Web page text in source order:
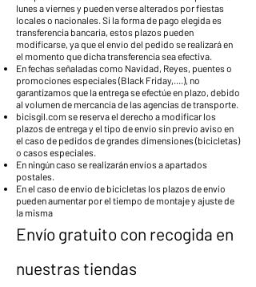
lunes a viernes y pueden verse alterados por fiestas
locales o nacionales. Si la forma de pago elegida es
transferencia bancaria, estos plazos pueden
modificarse, ya que el envío del pedido se realizará en
el momento que dicha transferencia sea efectiva.
En fechas señaladas como Navidad, Reyes, puentes o
promociones especiales (Black Friday,....), no
garantizamos que la entrega se efectúe en plazo, debido
al volumen de mercancía de las agencias de transporte.
bicisgil.com se reserva el derecho a modificar los
plazos de entrega y el tipo de envío sin previo aviso en
el caso de pedidos de grandes dimensiones (bicicletas)
o casos especiales.
En ningún caso se realizarán envíos a apartados
postales.
En el caso de envío de bicicletas los plazos de envío
pueden aumentar por el tiempo de montaje y ajuste de
la misma
Envío gratuito con recogida en
nuestras tiendas